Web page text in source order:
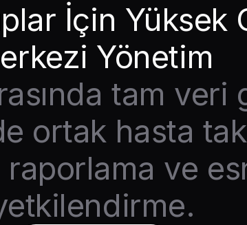
İçin Yüksek
Yönetim
tam veri
ortak hasta
ve